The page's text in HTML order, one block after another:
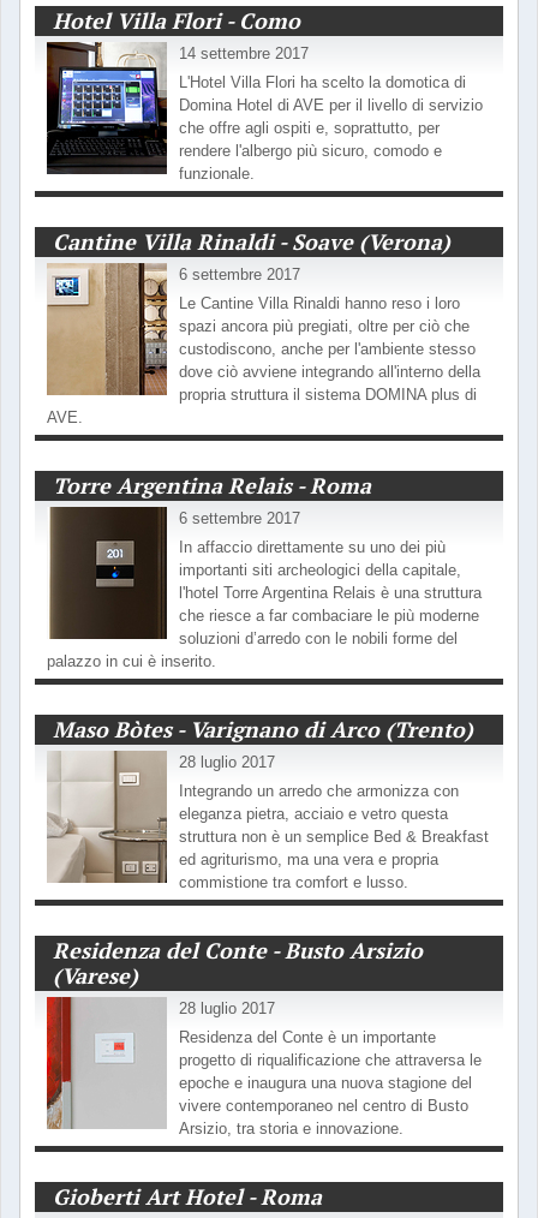
Hotel Villa Flori - Como
14 settembre 2017
L'Hotel Villa Flori ha scelto la domotica di
Domina Hotel di AVE per il livello di servizio
che offre agli ospiti e, soprattutto, per
rendere l'albergo più sicuro, comodo e
funzionale.
Cantine Villa Rinaldi - Soave (Verona)
6 settembre 2017
Le Cantine Villa Rinaldi hanno reso i loro
spazi ancora più pregiati, oltre per ciò che
custodiscono, anche per l'ambiente stesso
dove ciò avviene integrando all'interno della
propria struttura il sistema DOMINA plus di
AVE.
Torre Argentina Relais - Roma
6 settembre 2017
In affaccio direttamente su uno dei più
importanti siti archeologici della capitale,
l'hotel Torre Argentina Relais è una struttura
che riesce a far combaciare le più moderne
soluzioni d’arredo con le nobili forme del
palazzo in cui è inserito.
Maso Bòtes - Varignano di Arco (Trento)
28 luglio 2017
Integrando un arredo che armonizza con
eleganza pietra, acciaio e vetro questa
struttura non è un semplice Bed & Breakfast
ed agriturismo, ma una vera e propria
commistione tra comfort e lusso.
Residenza del Conte - Busto Arsizio
(Varese)
28 luglio 2017
Residenza del Conte è un importante
progetto di riqualificazione che attraversa le
epoche e inaugura una nuova stagione del
vivere contemporaneo nel centro di Busto
Arsizio, tra storia e innovazione.
Gioberti Art Hotel - Roma